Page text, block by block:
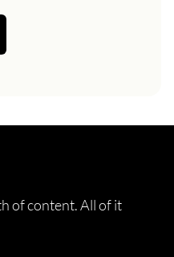
of content. All of it